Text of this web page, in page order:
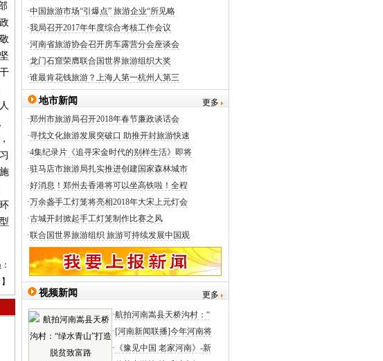
】
·中国旅游市场“引爆点” 旅游企业“所见略
·我局召开2017年年度综合考核工作会议
·河南省旅游协会召开房车露营分会座谈会
·龙门石窟荣膺联合国世界旅游组织大奖
·谁最肯花钱旅游？上海人第一杭州人第三
地市新闻
更多
·郑州市旅游局召开2018年春节廉政谈话会
·寻找文化旅游发展突破口 助推开封旅游快速
·4集纪录片《追寻宋金时代的别样生活》即将
·驻马店市旅游局扎实推进创建国家森林城市
·好消息！郑州去香港将可以坐高铁啦！全程
·万余盏手工灯笼将亮相2018年大宋上元灯会
·古城开封掀起手工灯笼制作比赛之风
·联合国世界旅游组织 旅游可持续发展中国观
视频新闻 更多
·航拍河南嵩县天桥沟村：“
·[河南新闻联播]今年河南将
· 《豫见中国 老家河南》-新